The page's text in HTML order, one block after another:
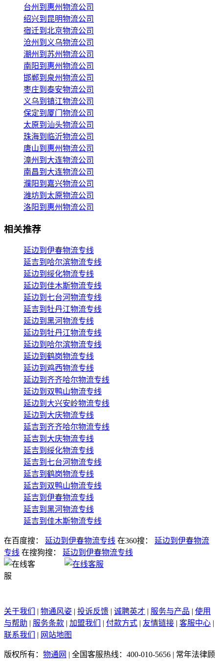
台州到惠州物流公司
绍兴到昆明物流公司
宿迁到北京物流公司
沧州到义乌物流公司
潮州到苏州物流公司
南阳到惠州物流公司
邯郸到泉州物流公司
枣庄到泰安物流公司
义乌到镇江物流公司
保定到厦门物流公司
太原到汕头物流公司
珠海到临沂物流公司
唐山到惠州物流公司
漳州到大连物流公司
南昌到大连物流公司
濮阳到嘉兴物流公司
潍坊到太原物流公司
洛阳到惠州物流公司
相关推荐
延边到伊春物流专线
延吉到哈尔滨物流专线
延边到绥化物流专线
延边到佳木斯物流专线
延边到七台河物流专线
延吉到牡丹江物流专线
延边到黑河物流专线
延边到牡丹江物流专线
延边到哈尔滨物流专线
延边到鹤岗物流专线
延边到鸡西物流专线
延边到齐齐哈尔物流专线
延边到双鸭山物流专线
延边到大兴安岭物流专线
延边到大庆物流专线
延吉到齐齐哈尔物流专线
延吉到大庆物流专线
延吉到绥化物流专线
延吉到七台河物流专线
延吉到鹤岗物流专线
延吉到双鸭山物流专线
延吉到伊春物流专线
延吉到黑河物流专线
延吉到佳木斯物流专线
在百度搜： 延边到伊春物流专线 在360搜：
延边到伊春物流
专线 在搜狗搜： 延边到伊春物流专线
关于我们 | 物通风姿 | 投诉反馈 | 诚聘英才 | 服务与产品 | 使用
与帮助 | 服务条款 | 加盟我们 | 付款方式 | 友情链接 | 客服中心 |
联系我们
| 网站地图
版权所有： 物通网 | 全国客服热线：400-010-5656 | 常年法律顾